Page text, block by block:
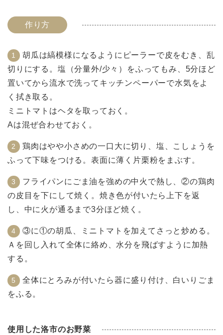
作り方
胡瓜は縞模様になるようにピーラーで皮をむき、乱
切りにする。塩（分量外/少々）をふってもみ、5分ほど
置いてから流水で洗ってキッチンペーパーで水気をよ
く拭き取る。
ミニトマトはヘタを取っておく。
Aは混ぜ合わせておく。
鶏肉はやや小さめの一口大に切り、塩、こしょうを
ふって下味をつける。表面に薄く片栗粉をまぶす。
フライパンにごま油を強めの中火で熱し、②の鶏肉
の皮目を下にして焼く。焼き色が付いたら上下を返
し、中に火が通るまで3分ほど焼く。
③に①の胡瓜、ミニトマトを加えてさっと炒める。
Ａを回し入れて全体に絡め、水分を飛ばすように加熱
する。
全体にとろみが付いたら器に盛り付け、白いりごま
をふる。
使用した洛市のお野菜